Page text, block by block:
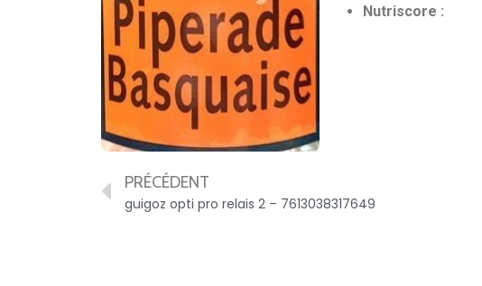
Nutriscore :
PRÉCÉDENT
guigoz opti pro relais 2 – 7613038317649